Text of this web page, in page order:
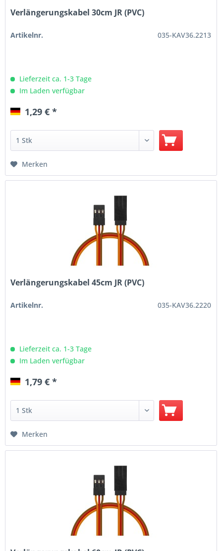
Verlängerungskabel 30cm JR (PVC)
Artikelnr. 035-KAV36.2213
Lieferzeit ca. 1-3 Tage
Im Laden verfügbar
1,29 € *
Merken
Verlängerungskabel 45cm JR (PVC)
Artikelnr. 035-KAV36.2220
Lieferzeit ca. 1-3 Tage
Im Laden verfügbar
1,79 € *
Merken